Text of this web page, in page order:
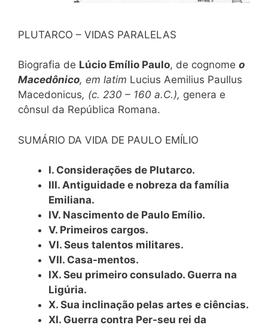
PLUTARCO – VIDAS PARALELAS
Biografia de Lúcio Emílio Paulo, de cognome o
Macedônico, em latim Lucius Aemilius Paullus
Macedonicus, (c. 230 – 160 a.C.), genera e
cônsul da República Romana.
SUMÁRIO DA VIDA DE PAULO EMÍLIO
I. Considerações de Plutarco.
III. Antiguidade e nobreza da família
Emiliana.
IV. Nascimento de Paulo Emílio.
V. Primeiros cargos.
VI. Seus talentos militares.
VII. Casa-mentos.
IX. Seu primeiro consulado. Guerra na
Ligúria.
X. Sua inclinação pelas artes e ciências.
XI. Guerra contra Per-seu rei da